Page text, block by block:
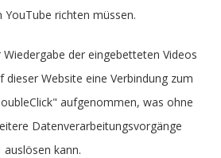
YouTube richten müssen.
der eingebetteten Videos
Website eine Verbindung zum
aufgenommen, was ohne
Datenverarbeitungsvorgänge
auslösen kann.